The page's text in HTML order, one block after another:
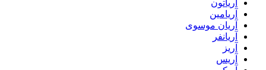
آریاتون
آریامین
آریان موسوی
آریانفر
آریز
آریس